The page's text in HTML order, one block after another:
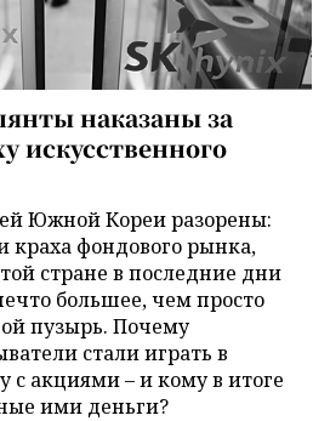
наказаны за
искусственного
Южной Кореи разорены:
краха фондового рынка,
стране в последние дни
большее, чем просто
пузырь. Почему
стали играть в
с акциями – и кому в итоге
ими деньги?